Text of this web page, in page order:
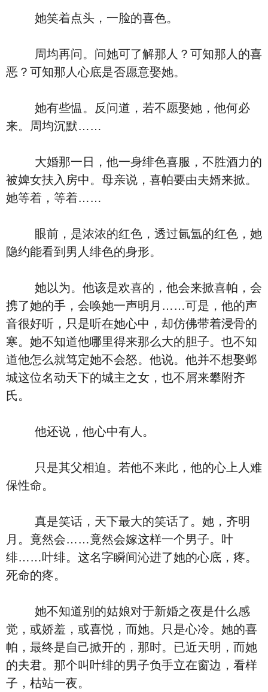
她笑着点头，一脸的喜色。
周均再问。问她可了解那人？可知那人的喜
恶？可知那人心底是否愿意娶她。
她有些愠。反问道，若不愿娶她，他何必
来。周均沉默……
大婚那一日，他一身绯色喜服，不胜酒力的
被婢女扶入房中。母亲说，喜帕要由夫婿来掀。
她等着，等着……
眼前，是浓浓的红色，透过氤氲的红色，她
隐约能看到男人绯色的身形。
她以为。他该是欢喜的，他会来掀喜帕，会
携了她的手，会唤她一声明月……可是，他的声
音很好听，只是听在她心中，却仿佛带着浸骨的
寒。她不知道他哪里得来那么大的胆子。也不知
道他怎么就笃定她不会怒。他说。他并不想娶邺
城这位名动天下的城主之女，也不屑来攀附齐
氏。
他还说，他心中有人。
只是其父相迫。若他不来此，他的心上人难
保性命。
真是笑话，天下最大的笑话了。她，齐明
月。竟然会……竟然会嫁这样一个男子。叶
绯……叶绯。这名字瞬间沁进了她的心底，疼。
死命的疼。
她不知道别的姑娘对于新婚之夜是什么感
觉，或娇羞，或喜悦，而她。只是心冷。她的喜
帕，最终是自己掀开的，那时。已近天明，而她
的夫君。那个叫叶绯的男子负手立在窗边，看样
子，枯站一夜。